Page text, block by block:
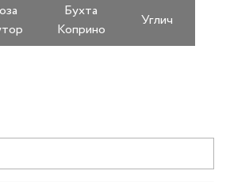
Бухта
Коприно
Углич